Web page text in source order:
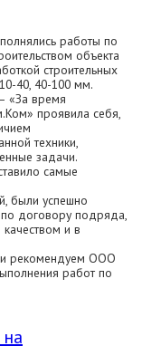
работы по
объекта
строительных
40, 40-100 мм.
«За время
проявила себя,
техники,
задачи.
самые
были успешно
по договору подряда,
и в
и рекомендуем ООО
работ по